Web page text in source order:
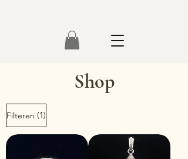
Shop
Filteren (1)